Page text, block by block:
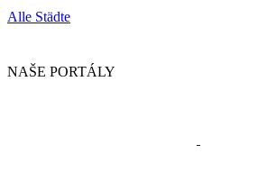
Alle Städte
NAŠE PORTÁLY